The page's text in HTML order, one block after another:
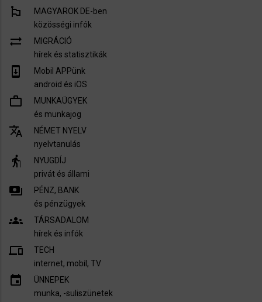
emoji_flags
MAGYAROK DE-ben
közösségi infók
sync_alt
MIGRÁCIÓ
hírek és statisztikák
system_update
Mobil APPünk
android és iOS
work_outline
MUNKAÜGYEK
és munkajog
translate
NÉMET NYELV
nyelvtanulás
elderly
NYUGDÍJ
privát és állami
payments
PÉNZ, BANK
és pénzügyek
groups
TÁRSADALOM
hírek és infók
devices
TECH
internet, mobil, TV​
insert_invitation
ÜNNEPEK
munka, -suliszünetek